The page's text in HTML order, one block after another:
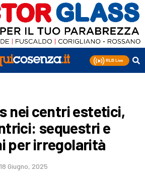
nei centri estetici,
sequestri e
per irregolarità
18 Giugno, 2025